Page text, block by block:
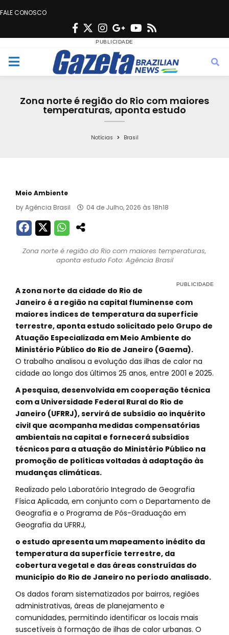
FALE CONOSCO
F
c
e
o
T
w
i
t
e
n
s
t
g
r
a
G
o
o
g
e
Y
u
t
b
s
M
Zona norte é região do Rio com maiores
temperaturas, aponta estudo
Notícias Brasil
Meio Ambiente
byAgência Brasil 04 de Julho, 2026 às 18h18
Zona norte é região do Rio com maiores temperaturas,
aponta estudo Foto: Agência Brasil
A zona norte da cidade do Rio de
Janeiro é a região na capital fluminense com
maiores índices de temperatura da superfície
terrestre, aponta estudo solicitado pelo Grupo de
Atuação Especializada em Meio Ambiente do
Ministério Público do Rio de Janeiro (Gaema).
O trabalho analisou a evolução das ilhas de calor na
cidade ao longo dos últimos 25 anos, entre 2001 e 2025.
A pesquisa, desenvolvida em cooperação técnica
com a Universidade Federal Rural do Rio de
Janeiro (UFRRJ), servirá de subsídio ao inquérito
civil que acompanha medidas compensatórias
ambientais na capital e fornecerá subsídios
técnicos para a atuação do Ministério Público na
promoção de políticas voltadas à adaptação às
mudanças climáticas.
Realizado pelo Laboratório Integrado de Geografia
Física Aplicada, em conjunto com o Departamento de
Geografia e o Programa de Pós-Graduação em
Geografia da UFRRJ,
o estudo apresenta um mapeamento inédito da
temperatura da superfície terrestre, da
cobertura vegetal e das áreas construídas do
município do Rio de Janeiro no período analisado.
Os dados foram sistematizados por bairros, regiões
administrativas, áreas de planejamento e
comunidades, permitindo identificar os locais mais
suscetíveis à formação de ilhas de calor urbanas. O